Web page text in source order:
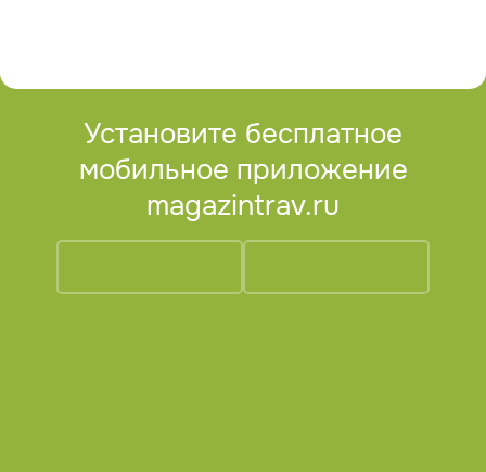
Установите бесплатное
мобильное приложение
magazintrav.ru